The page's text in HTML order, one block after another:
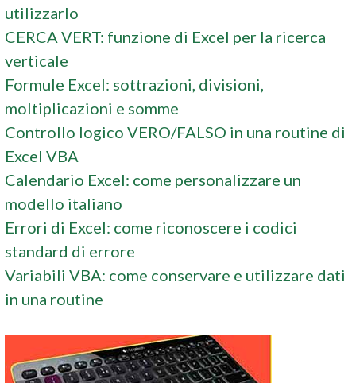
utilizzarlo
CERCA VERT: funzione di Excel per la ricerca
verticale
Formule Excel: sottrazioni, divisioni,
moltiplicazioni e somme
Controllo logico VERO/FALSO in una routine di
Excel VBA
Calendario Excel: come personalizzare un
modello italiano
Errori di Excel: come riconoscere i codici
standard di errore
Variabili VBA: come conservare e utilizzare dati
in una routine